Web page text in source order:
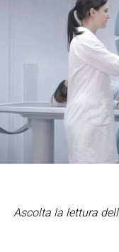
Ascolta la lettura